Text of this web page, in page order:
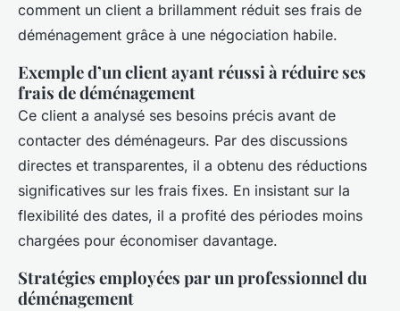
comment un client a brillamment réduit ses frais de
déménagement grâce à une négociation habile.
Exemple d’un client ayant réussi à réduire ses
frais de déménagement
Ce client a analysé ses besoins précis avant de
contacter des déménageurs. Par des discussions
directes et transparentes, il a obtenu des réductions
significatives sur les frais fixes. En insistant sur la
flexibilité des dates, il a profité des périodes moins
chargées pour économiser davantage.
Stratégies employées par un professionnel du
déménagement